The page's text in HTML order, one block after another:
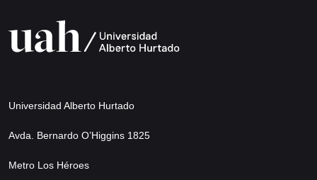
Universidad Alberto Hurtado
Avda. Bernardo O’Higgins 1825
Metro Los Héroes